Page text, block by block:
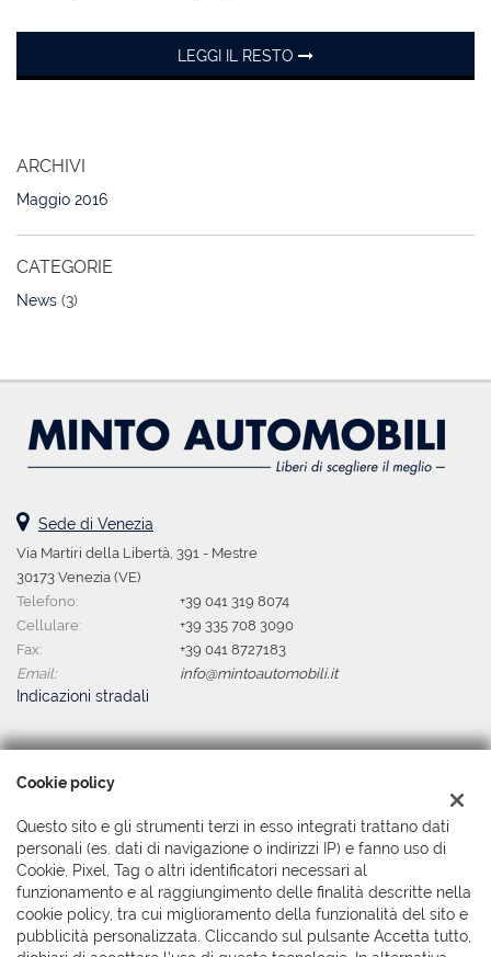
LEGGI IL RESTO
ARCHIVI
Maggio 2016
CATEGORIE
News (3)
Sede di Venezia
Via Martiri della Libertà, 391 - Mestre
30173 Venezia (VE)
Telefono:
+39 041 319 8074
Cellulare:
+39 335 708 3090
Fax:
+39 041 8727183
Email:
info@mintoautomobili.it
Indicazioni stradali
Dati fiscali:
Via Martiri della Libertà, 391 - Mestre, Venezia (VE)
C.F/P.IVA:04044380279
Registro delle imprese:VE
Cookie policy
Questo sito e gli strumenti terzi in esso integrati trattano dati
personali (es. dati di navigazione o indirizzi IP) e fanno uso di
Cookie, Pixel, Tag o altri identificatori necessari al
funzionamento e al raggiungimento delle finalità descritte nella
cookie policy, tra cui miglioramento della funzionalità del sito e
pubblicità personalizzata. Cliccando sul pulsante Accetta tutto,